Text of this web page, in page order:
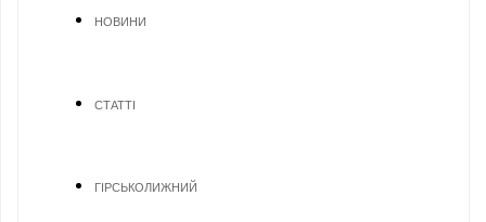
НОВИНИ
СТАТТІ
ГІРСЬКОЛИЖНИЙ